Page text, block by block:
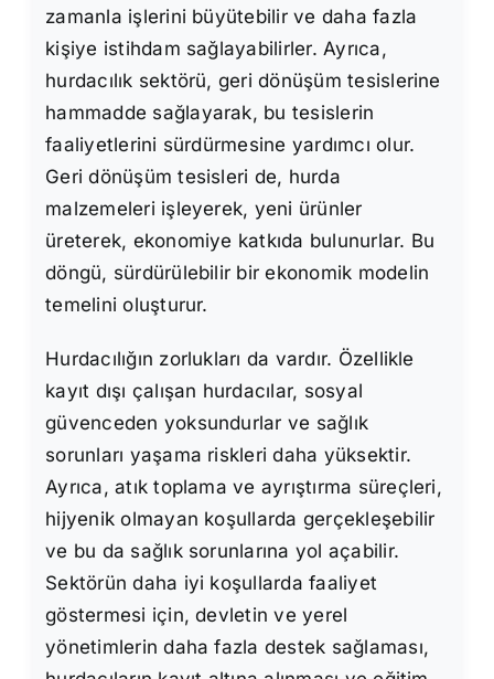
zamanla işlerini büyütebilir ve daha fazla
kişiye istihdam sağlayabilirler. Ayrıca,
hurdacılık sektörü, geri dönüşüm tesislerine
hammadde sağlayarak, bu tesislerin
faaliyetlerini sürdürmesine yardımcı olur.
Geri dönüşüm tesisleri de, hurda
malzemeleri işleyerek, yeni ürünler
üreterek, ekonomiye katkıda bulunurlar. Bu
döngü, sürdürülebilir bir ekonomik modelin
temelini oluşturur.
Hurdacılığın zorlukları da vardır. Özellikle
kayıt dışı çalışan hurdacılar, sosyal
güvenceden yoksundurlar ve sağlık
sorunları yaşama riskleri daha yüksektir.
Ayrıca, atık toplama ve ayrıştırma süreçleri,
hijyenik olmayan koşullarda gerçekleşebilir
ve bu da sağlık sorunlarına yol açabilir.
Sektörün daha iyi koşullarda faaliyet
göstermesi için, devletin ve yerel
yönetimlerin daha fazla destek sağlaması,